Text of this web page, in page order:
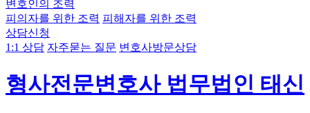
변호인의 조력
피의자를 위한 조력 피해자를 위한 조력
상담신청
1:1 상담 자주묻는 질문 변호사방문상담
형사전문변호사 법무법인 태신